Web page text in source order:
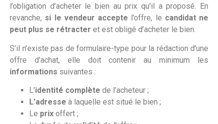
l’obligation d’acheter le bien au prix qu’il a proposé. En
revanche, si le vendeur accepte l’offre, le candidat ne
peut plus se rétracter et est obligé d’acheter le bien.
S’il n’existe pas de formulaire-type pour la rédaction d’une
offre d’achat, elle doit contenir au minimum les
informations suivantes :
L’identité complète de l’acheteur ;
L’adresse à laquelle est situé le bien ;
Le prix offert ;